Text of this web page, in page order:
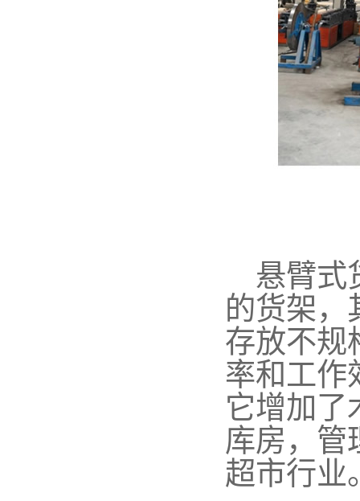
悬臂式
的货架，
存放不规
率和工作
它增加了
库房，管
超市行业